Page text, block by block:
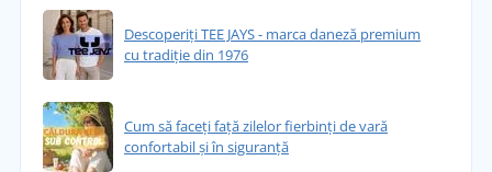
Descoperiți TEE JAYS - marca daneză premium
cu tradiție din 1976
Cum să faceți față zilelor fierbinți de vară
confortabil și în siguranță